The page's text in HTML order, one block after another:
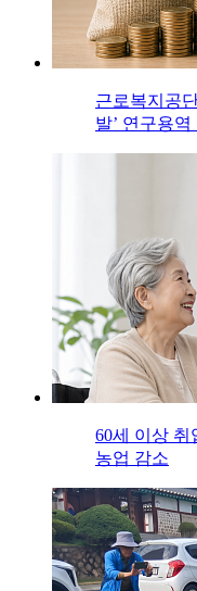
근로복지공
발’ 연구용역
60세 이상
농업 감소